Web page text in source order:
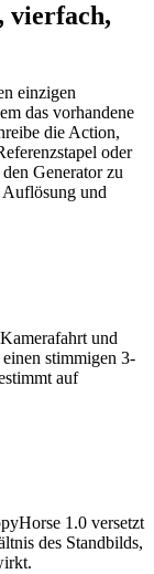
vierfach,
einzigen
das vorhandene
die Action,
oder
Generator zu
und
und
stimmigen 3-
auf
1.0 versetzt
des Standbilds,